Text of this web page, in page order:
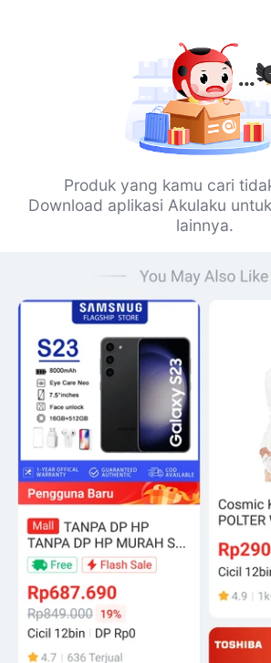
Produk yang kamu cari
Download aplikasi Akulaku
lainnya.